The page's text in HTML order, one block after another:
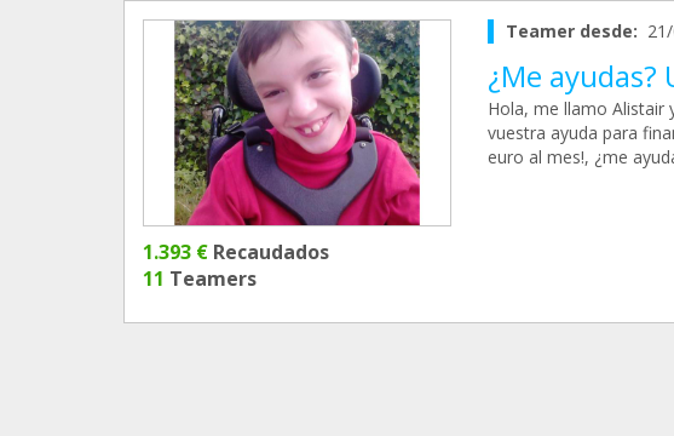
1.393 € Recaudados
11 Teamers
Teamer desde:
¿Me ayudas?
Hola, me llamo Alistair
vuestra ayuda para
euro al mes!, ¿me